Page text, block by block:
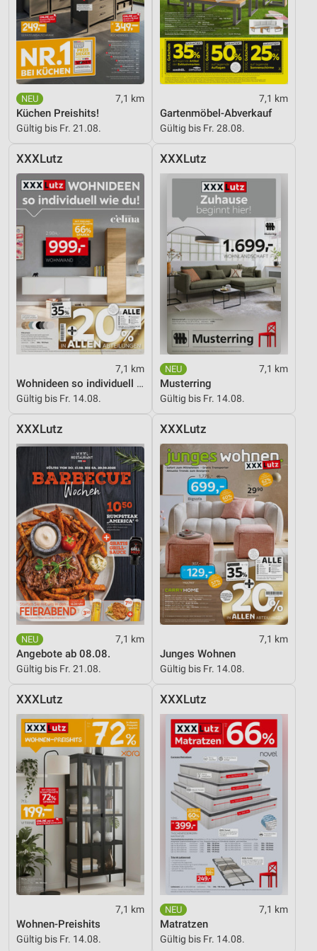
7,1 km
Küchen Preishits!
Gültig bis Fr. 21.08.
7,1 km
Gartenmöbel-Abverkauf
Gültig bis Fr. 28.08.
XXXLutz
7,1 km
Wohnideen so individuell wie du!
Gültig bis Fr. 14.08.
XXXLutz
7,1 km
Musterring
Gültig bis Fr. 14.08.
XXXLutz
7,1 km
Angebote ab 08.08.
Gültig bis Fr. 21.08.
XXXLutz
7,1 km
Junges Wohnen
Gültig bis Fr. 14.08.
XXXLutz
7,1 km
Wohnen-Preishits
Gültig bis Fr. 14.08.
XXXLutz
7,1 km
Matratzen
Gültig bis Fr. 14.08.
Performance
Funktional
Werbung